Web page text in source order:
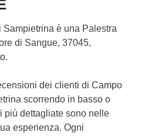
è una Palestra
di Sangue, 37045,
dei clienti di Campo
scorrendo in basso o
più dettagliate sono nelle
esperienza. Ogni